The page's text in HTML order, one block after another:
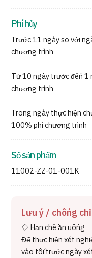
Phí hủy
Trước 11 ngày so với
chương trình
Từ 10 ngày trước đến
chương trình
Trong ngày thực hiện
100% phí chương trình
Số sản phẩm
11002-ZZ-01-001K
Lưu ý / chống
◇ Hạn chế ăn uống
Để thực hiện xét
vào tối trước ngày